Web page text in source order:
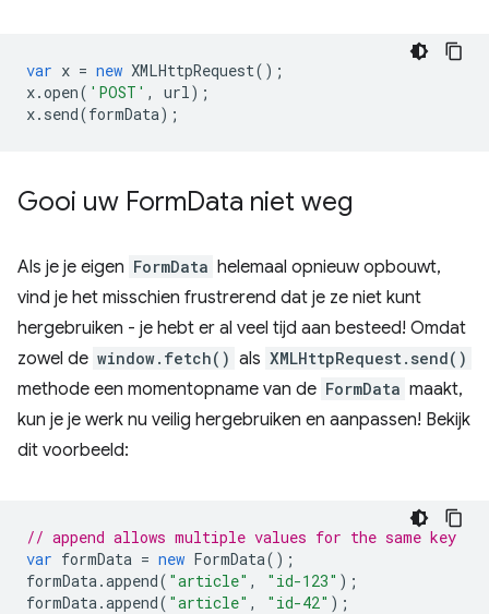
var x = new XMLHttpRequest();
x.open( 'POST' , url);
x. send(formData);
Gooi uw FormData niet weg
Als je je eigen FormData helemaal opnieuw opbouwt,
vind je het misschien frustrerend dat je ze niet kunt
hergebruiken - je hebt er al veel tijd aan besteed! Omdat
zowel de window.fetch() als XMLHttpRequest.send()
methode een momentopname van de FormData maakt,
kun je je werk nu veilig hergebruiken en aanpassen! Bekijk
dit voorbeeld:
// append allows multiple values for the same key
var formData = new FormData();
formData.append( "article" , "id-123" );
formData.append( "article" , "id-42" );